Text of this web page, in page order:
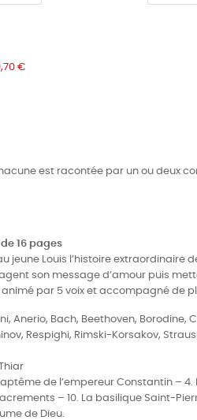
€
est racontée par un ou deux
16 pages
Louis l’histoire extraordinaire
son message d’amour puis
par 5 voix et accompagné de
Anerio, Bach, Beethoven, Borodine,
Respighi, Rimski-Korsakov,
de l’empereur Constantin –
– 10. La basilique Saint-
de Dieu.